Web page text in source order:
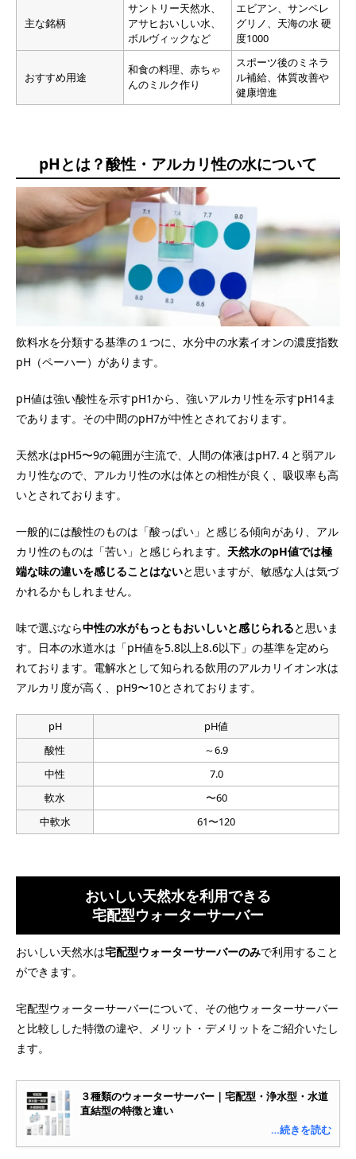
主な銘柄
サントリー天然水、
アサヒおいしい水、
ボルヴィックなど
エビアン、サンペレ
グリノ、天海の水 硬
度1000
おすすめ用途
和食の料理、赤ちゃ
んのミルク作り
スポーツ後のミネラ
ル補給、体質改善や
健康増進
pHとは？酸性・アルカリ性の水について
飲料水を分類する基準の１つに、水分中の水素イオンの濃度指数
pH（ペーハー）があります。
pH値は強い酸性を示すpH1から、強いアルカリ性を示すpH14ま
であります。その中間のpH7が中性とされております。
天然水はpH5〜9の範囲が主流で、人間の体液はpH7.４と弱アル
カリ性なので、アルカリ性の水は体との相性が良く、吸収率も高
いとされております。
一般的には酸性のものは「酸っぱい」と感じる傾向があり、アル
カリ性のものは「苦い」と感じられます。 天然水のpH値では極
端な味の違いを感じることはないと思いますが、敏感な人は気づ
かれるかもしれません。
味で選ぶなら中性の水がもっともおいしいと感じられると思いま
す。日本の水道水は「pH値を5.8以上8.6以下」の基準を定めら
れております。電解水として知られる飲用のアルカリイオン水は
アルカリ度が高く、pH9〜10とされております。
pH
pH値
酸性
～6.9
中性
7.0
軟水
〜60
中軟水
61〜120
おいしい天然水を利用できる
宅配型ウォーターサーバー
おいしい天然水は宅配型ウォーターサーバーのみで利用すること
ができます。
宅配型ウォーターサーバーについて、その他ウォーターサーバー
と比較しした特徴の違や、メリット・デメリットをご紹介いたし
ます。
３種類のウォーターサーバー｜宅配型・浄水型・水道
直結型の特徴と違い
…続きを読む